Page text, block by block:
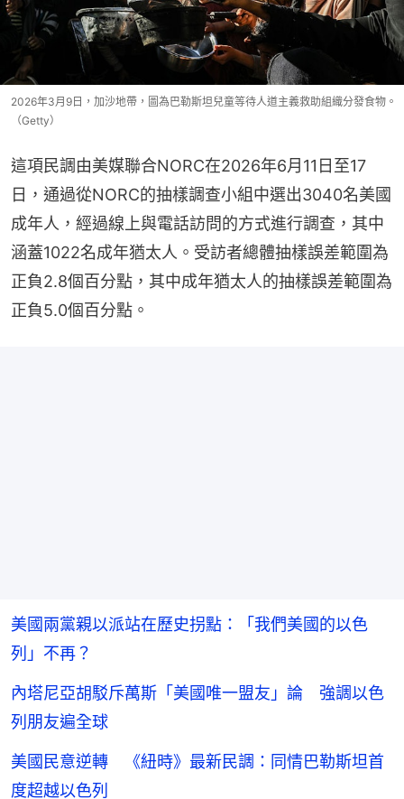
2026年3月9日，加沙地帶，圖為巴勒斯坦兒童等待人道主義救助組織分發食物。
（Getty）
這項民調由美媒聯合NORC在2026年6月11日至17
日，通過從NORC的抽樣調查小組中選出3040名美國
成年人，經過線上與電話訪問的方式進行調查，其中
涵蓋1022名成年猶太人。受訪者總體抽樣誤差範圍為
正負2.8個百分點，其中成年猶太人的抽樣誤差範圍為
正負5.0個百分點。
美國兩黨親以派站在歷史拐點：「我們美國的以色
列」不再？
內塔尼亞胡駁斥萬斯「美國唯一盟友」論 強調以色
列朋友遍全球
美國民意逆轉 《紐時》最新民調：同情巴勒斯坦首
度超越以色列